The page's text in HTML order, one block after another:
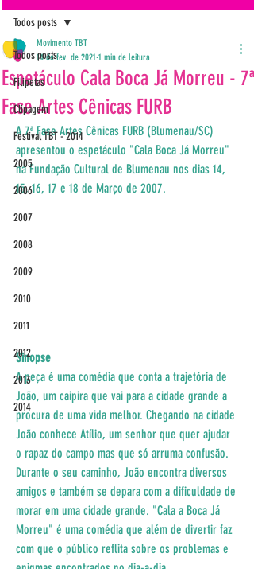
Todos posts
Filipetas
Clipagem
Festival TBT - 2014
2005
2006
2007
2008
2009
2010
2011
2012
2013
2014
Todos posts
Espetáculo Cala Boca Já Morreu - 7ª
Fase Artes Cênicas FURB
Movimento TBT
14 de fev. de 2021 1 min de leitura
A 7ª Fase Artes Cênicas FURB (Blumenau/SC)
apresentou o espetáculo "Cala Boca Já Morreu"
na Fundação Cultural de Blumenau nos dias 14,
15, 16, 17 e 18 de Março de 2007.
Sinopse
A peça é uma comédia que conta a trajetória de
João, um caipira que vai para a cidade grande a
procura de uma vida melhor. Chegando na cidade
João conhece Atílio, um senhor que quer ajudar
o rapaz do campo mas que só arruma confusão.
Durante o seu caminho, João encontra diversos
amigos e também se depara com a dificuldade de
morar em uma cidade grande. "Cala a Boca Já
Morreu" é uma comédia que além de divertir faz
com que o público reflita sobre os problemas e